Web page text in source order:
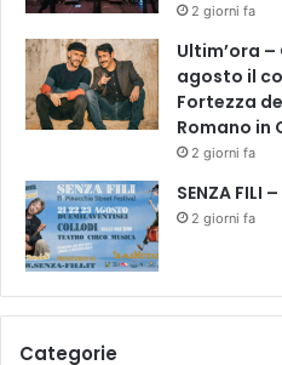
2 giorni fa
Ultim’ora –
agosto il
Fortezza
Romano in
2 giorni fa
SENZA
2 giorni fa
Categorie